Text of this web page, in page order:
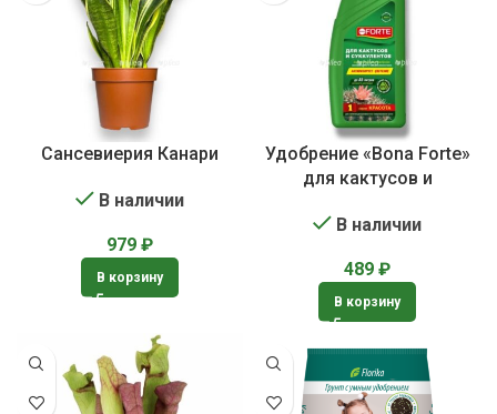
Сансевиерия Канари
В наличии
979 ₽
В корзину
Удобрение «Bona Forte»
для кактусов и
В наличии
489 ₽
В корзину